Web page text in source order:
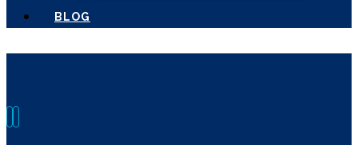
BLOG